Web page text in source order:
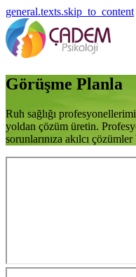
general.texts.skip_to_content
Görüşme Planla
Ruh sağlığı
yoldan çözüm üretin.
sorunlarınıza akılcı